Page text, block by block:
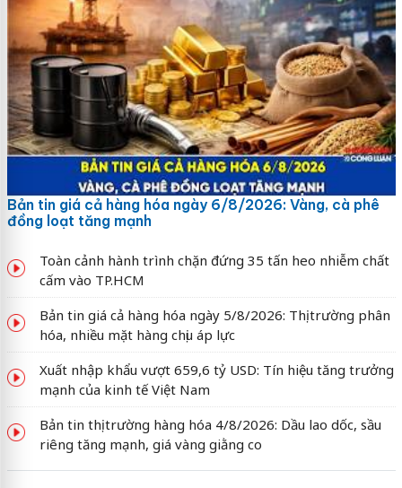
Bản tin giá cả hàng hóa ngày 6/8/2026: Vàng, cà phê
đồng loạt tăng mạnh
Toàn cảnh hành trình chặn đứng 35 tấn heo nhiễm chất
cấm vào TP.HCM
Bản tin giá cả hàng hóa ngày 5/8/2026: Thị trường phân
hóa, nhiều mặt hàng chịu áp lực
Xuất nhập khẩu vượt 659,6 tỷ USD: Tín hiệu tăng trưởng
mạnh của kinh tế Việt Nam
Bản tin thị trường hàng hóa 4/8/2026: Dầu lao dốc, sầu
riêng tăng mạnh, giá vàng giằng co